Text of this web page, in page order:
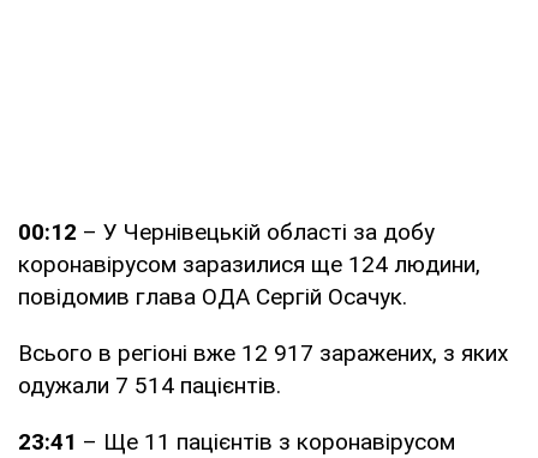
00:12 – У Чернівецькій області за добу
коронавірусом заразилися ще 124 людини,
повідомив глава ОДА Сергій Осачук.
Всього в регіоні вже 12 917 заражених, з яких
одужали 7 514 пацієнтів.
23:41 – Ще 11 пацієнтів з коронавірусом